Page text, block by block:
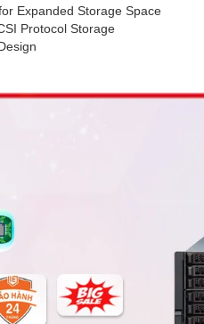
Expanded Storage Space
Protocol Storage